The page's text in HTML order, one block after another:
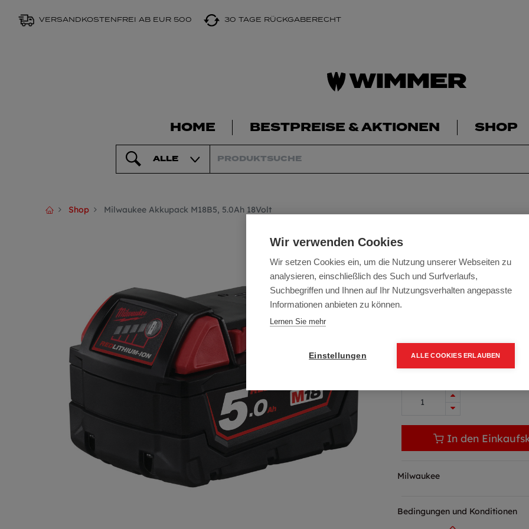
VERSANDKOSTENFREI AB EUR 500 30 TAGE RÜCKGABERECHT
HOME BESTPREISE & AKTIONEN SHOP
ALLE
Shop Milwaukee Akkupack M18B5, 5.0Ah 18Volt
Milwaukee
Artikelnummer:4932430483
5.0Ah 18Volt
84,00 € inkl. Mwst
In den
Milwaukee
Bedingungen und Konditionen
Wir verwenden Cookies
Wir setzen Cookies ein, um die Nutzung unserer Webseiten zu
analysieren, einschließlich des Such und Surfverlaufs,
Suchbegriffen und Ihnen auf Ihr Nutzungsverhalten angepasste
Informationen anbieten zu können.
Lernen Sie mehr
Einstellungen ALLE COOKIES ERLAUBEN